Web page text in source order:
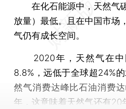
在化石能源中，天然气碳
放量）最低。且在中国市场
气仍有成长空间。
2020年，天然气在中
8.8%，远低于全球超24%
然气消费达峰比石油消费
年，这意味着天然气还有20